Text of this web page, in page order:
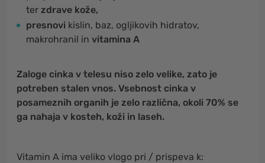
ter zdrave kože,
presnovi kislin, baz, ogljikovih hidratov,
makrohranil in vitamina A
Zaloge cinka v telesu niso zelo velike, zato je
potreben stalen vnos. Vsebnost cinka v
posameznih organih je zelo različna, okoli 70% se
ga nahaja v kosteh, koži in laseh.
Vitamin A ima veliko vlogo pri / prispeva k: